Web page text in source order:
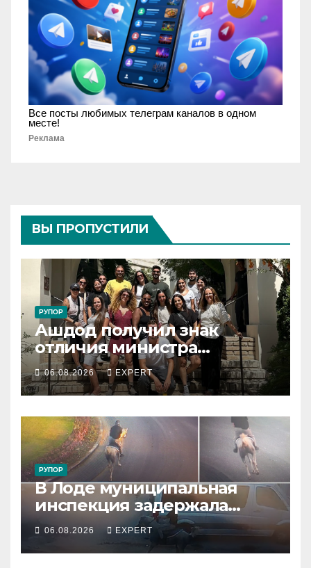
Все посты любимых телеграм каналов в одном
месте!
Реклама
ВЫ ПРОПУСТИЛИ
РУПОР
Ашдод получил знак
отличия министра
обороны за поддержку
резервистов
06.08.2026 EXPERT
РУПОР
В Лоде муниципальная
инспекция задержала
подростка, устроившего
опасную скачку на лошади
по улицам города
06.08.2026 EXPERT